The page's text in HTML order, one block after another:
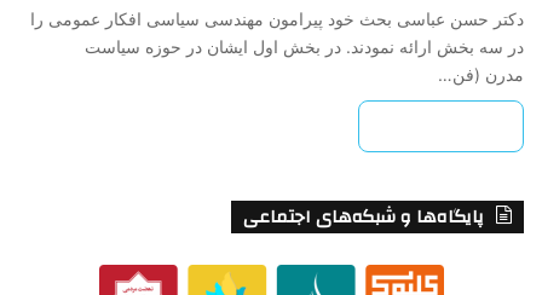
دکتر حسن عباسی بحث خود پیرامون مهندسی سیاسی افکار عمومی را
در سه بخش ارائه نمودند. در بخش اول ایشان در حوزه سیاست
مدرن (فن…
پایگاه‌ها و شبکه‌های اجتماعی